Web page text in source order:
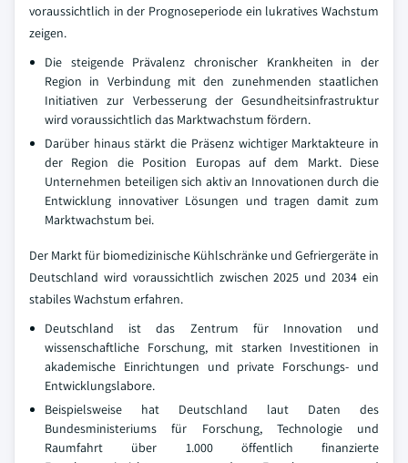
voraussichtlich in der Prognoseperiode ein lukratives Wachstum
zeigen.
Die steigende Prävalenz chronischer Krankheiten in der
Region in Verbindung mit den zunehmenden staatlichen
Initiativen zur Verbesserung der Gesundheitsinfrastruktur
wird voraussichtlich das Marktwachstum fördern.
Darüber hinaus stärkt die Präsenz wichtiger Marktakteure in
der Region die Position Europas auf dem Markt. Diese
Unternehmen beteiligen sich aktiv an Innovationen durch die
Entwicklung innovativer Lösungen und tragen damit zum
Marktwachstum bei.
Der Markt für biomedizinische Kühlschränke und Gefriergeräte in
Deutschland wird voraussichtlich zwischen 2025 und 2034 ein
stabiles Wachstum erfahren.
Deutschland ist das Zentrum für Innovation und
wissenschaftliche Forschung, mit starken Investitionen in
akademische Einrichtungen und private Forschungs- und
Entwicklungslabore.
Beispielsweise hat Deutschland laut Daten des
Bundesministeriums für Forschung, Technologie und
Raumfahrt über 1.000 öffentlich finanzierte